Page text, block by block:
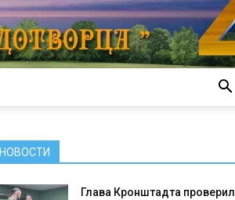
НОВОСТИ
Глава Кронштадта проверил